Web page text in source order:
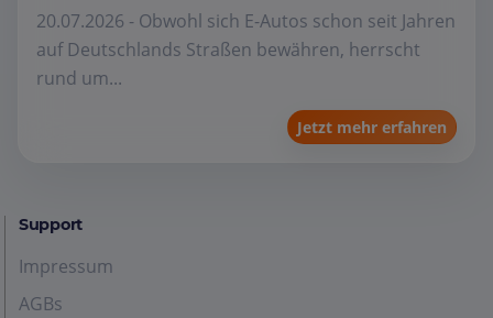
20.07.2026 - Obwohl sich E-Autos schon seit Jahren
auf Deutschlands Straßen bewähren, herrscht
rund um...
Jetzt mehr erfahren
Support
Impressum
AGBs